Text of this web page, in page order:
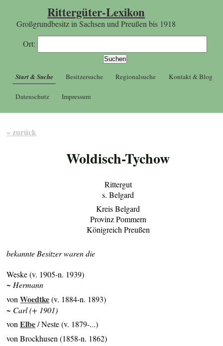
Rittergüter-Lexikon
Großgrundbesitz in Sachsen und Preußen bis 1918
Ort:
Start & Suche Besitzersuche Regionalsuche Kontakt & Blog
Datenschutz Impressum
« zurück
Woldisch-Tychow
Rittergut
s. Belgard
Kreis Belgard
Provinz Pommern
Königreich Preußen
bekannte Besitzer waren die
Weske (v. 1905-n. 1939)
~ Hermann
vonWoedtke(v. 1884-n. 1893)
~ Carl (+ 1901)
vonElbe/ Neste (v. 1879-...)
von Brockhusen (1858-n. 1862)